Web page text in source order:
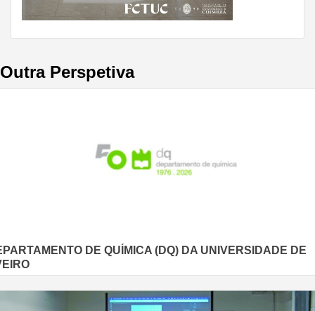
Outra Perspetiva
DE QUÍMICA (DQ) DA UNIVERSIDADE DE